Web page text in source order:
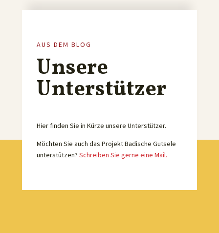
AUS DEM BLOG
Unsere
Unterstützer
Hier finden Sie in Kürze unsere Unterstützer.
Möchten Sie auch das Projekt Badische Gutsele
unterstützen? Schreiben Sie gerne eine Mail.